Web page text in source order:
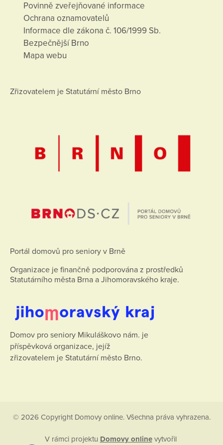
Povinně zveřejňované informace
Ochrana oznamovatelů
Informace dle zákona č. 106/1999 Sb.
Bezpečnější Brno
Mapa webu
Zřizovatelem je Statutární město Brno
Portál domovů pro seniory v Brně
Organizace je finančně podporována z prostředků
Statutárního města Brna a Jihomoravského kraje.
Domov pro seniory Mikuláškovo nám. je
příspěvková organizace, jejíž
zřizovatelem je Statutární město Brno.
© 2026 Copyright Domovy online. Všechna práva vyhrazena.
V rámci projektu Domovy onlinevytvořil